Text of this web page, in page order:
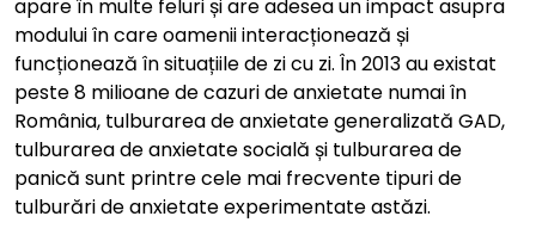
apare în multe feluri și are adesea un impact asupra
modului în care oamenii interacționează și
funcționează în situațiile de zi cu zi. În 2013 au existat
peste 8 milioane de cazuri de anxietate numai în
România, tulburarea de anxietate generalizată GAD,
tulburarea de anxietate socială și tulburarea de
panică sunt printre cele mai frecvente tipuri de
tulburări de anxietate experimentate astăzi.